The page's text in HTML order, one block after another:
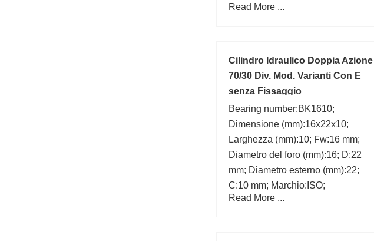
number:28579/28520;
Read More ...
Cilindro Idraulico Doppia Azione
70/30 Div. Mod. Varianti Con E
senza Fissaggio
Bearing number:BK1610;
Dimensione (mm):16x22x10;
Larghezza (mm):10; Fw:16 mm;
Diametro del foro (mm):16; D:22
mm; Diametro esterno (mm):22;
C:10 mm; Marchio:ISO;
Read More ...